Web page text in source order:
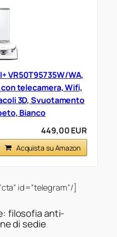
VR50T95735W/WA,
telecamera, Wifi,
3D, Svuotamento
Bianco
449,00 EUR
Acquista su Amazon
id=”telegram”/]
filosofia anti-
di sedie